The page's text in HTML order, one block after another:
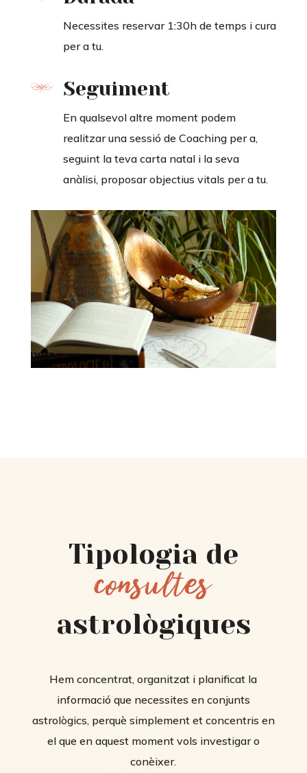
Necessites reservar 1:30h de temps i cura
per a tu.
Seguiment
En qualsevol altre moment podem
realitzar una sessió de Coaching per a,
seguint la teva carta natal i la seva
anàlisi, proposar objectius vitals per a tu.
Tipologia de
consultes
astrològiques
Hem concentrat, organitzat i planificat la
informació que necessites en conjunts
astrològics, perquè simplement et concentris en
el que en aquest moment vols investigar o
conèixer.